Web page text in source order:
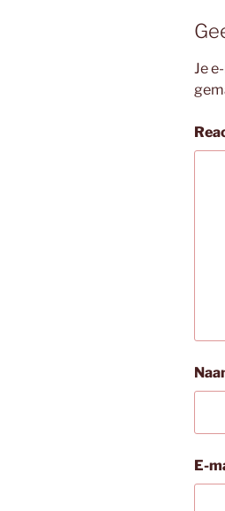
Je
E-